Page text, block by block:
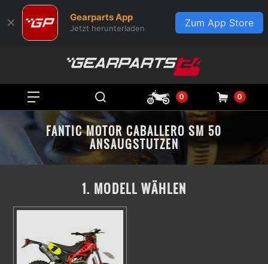
✕ Gearparts App
Jetzt herunterladen Zum App Store
0 0
FANTIC MOTOR CABALLERO SM 50
ANSAUGSTUTZEN
1. MODELL WÄHLEN